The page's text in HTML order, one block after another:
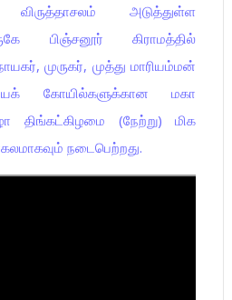
அடுத்துள்ள
பிஞ்சனூர் கிராமத்தில்
முருகர், முத்து மாரியம்மன்
கோயில்களுக்கான மகா
திங்கட்கிழமை (நேற்று) மிக
நடைபெற்றது.